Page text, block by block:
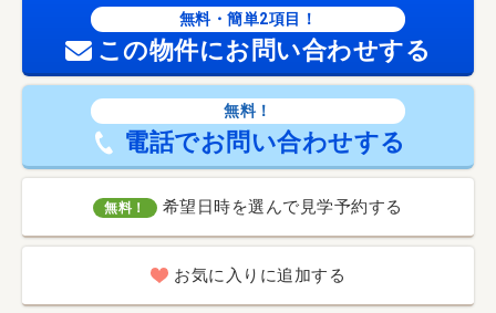
無料・簡単2項目！
この物件にお問い合わせする
無料！
電話でお問い合わせする
無料！ 希望日時を選んで見学予約する
お気に入りに追加する